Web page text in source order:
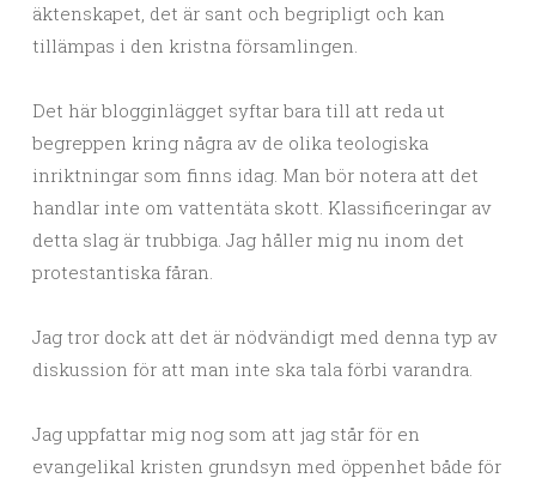
äktenskapet, det är sant och begripligt och kan
tillämpas i den kristna församlingen.
Det här blogginlägget syftar bara till att reda ut
begreppen kring några av de olika teologiska
inriktningar som finns idag. Man bör notera att det
handlar inte om vattentäta skott. Klassificeringar av
detta slag är trubbiga. Jag håller mig nu inom det
protestantiska fåran.
Jag tror dock att det är nödvändigt med denna typ av
diskussion för att man inte ska tala förbi varandra.
Jag uppfattar mig nog som att jag står för en
evangelikal kristen grundsyn med öppenhet både för